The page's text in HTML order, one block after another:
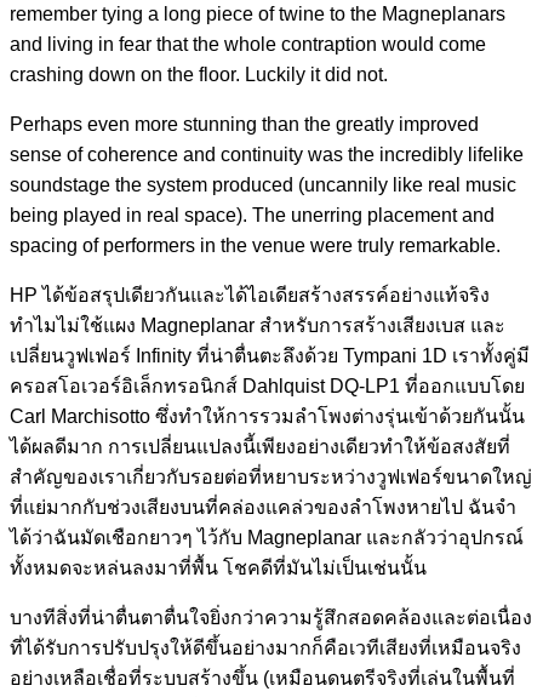
remember tying a long piece of twine to the Magneplanars
and living in fear that the whole contraption would come
crashing down on the floor. Luckily it did not.
Perhaps even more stunning than the greatly improved
sense of coherence and continuity was the incredibly lifelike
soundstage the system produced (uncannily like real music
being played in real space). The unerring placement and
spacing of performers in the venue were truly remarkable.
HP ได้ข้อสรุปเดียวกันและได้ไอเดียสร้างสรรค์อย่างแท้จริง
ทำไมไม่ใช้แผง Magneplanar สำหรับการสร้างเสียงเบส และ
เปลี่ยนวูฟเฟอร์ Infinity ที่น่าตื่นตะลึงด้วย Tympani 1D เราทั้งคู่มี
ครอสโอเวอร์อิเล็กทรอนิกส์ Dahlquist DQ-LP1 ที่ออกแบบโดย
Carl Marchisotto ซึ่งทำให้การรวมลำโพงต่างรุ่นเข้าด้วยกันนั้น
ได้ผลดีมาก การเปลี่ยนแปลงนี้เพียงอย่างเดียวทำให้ข้อสงสัยที่
สำคัญของเราเกี่ยวกับรอยต่อที่หยาบระหว่างวูฟเฟอร์ขนาดใหญ่
ที่แย่มากกับช่วงเสียงบนที่คล่องแคล่วของลำโพงหายไป ฉันจำ
ได้ว่าฉันมัดเชือกยาวๆ ไว้กับ Magneplanar และกลัวว่าอุปกรณ์
ทั้งหมดจะหล่นลงมาที่พื้น โชคดีที่มันไม่เป็นเช่นนั้น
บางทีสิ่งที่น่าตื่นตาตื่นใจยิ่งกว่าความรู้สึกสอดคล้องและต่อเนื่อง
ที่ได้รับการปรับปรุงให้ดีขึ้นอย่างมากก็คือเวทีเสียงที่เหมือนจริง
อย่างเหลือเชื่อที่ระบบสร้างขึ้น (เหมือนดนตรีจริงที่เล่นในพื้นที่